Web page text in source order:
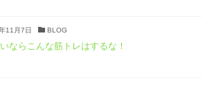
11月7日 BLOG
ならこんな筋トレはするな！